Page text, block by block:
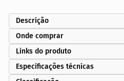
Descrição
Onde comprar
Links do produto
Especificações técnicas